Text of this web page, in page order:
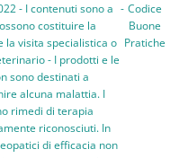
- I contenuti sono a
costituire la
la visita specialistica o
- I prodotti e le
sono destinati a
alcuna malattia. I
rimedi di terapia
riconosciuti. In
di efficacia non
- Codice
Buone
Pratiche